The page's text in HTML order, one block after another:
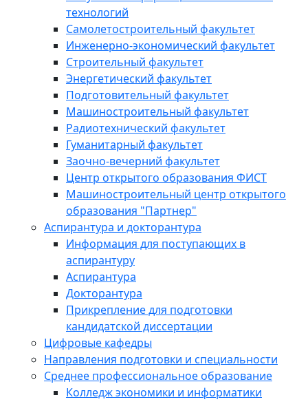
технологий
Самолетостроительный факультет
Инженерно-экономический факультет
Строительный факультет
Энергетический факультет
Подготовительный факультет
Машиностроительный факультет
Радиотехнический факультет
Гуманитарный факультет
Заочно-вечерний факультет
Центр открытого образования ФИСТ
Машиностроительный центр открытого
образования "Партнер"
Аспирантура и докторантура
Информация для поступающих в
аспирантуру
Аспирантура
Докторантура
Прикрепление для подготовки
кандидатской диссертации
Цифровые кафедры
Направления подготовки и специальности
Среднее профессиональное образование
Колледж экономики и информатики